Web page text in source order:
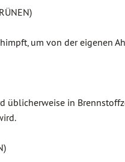
um von der eigenen
üblicherweise in